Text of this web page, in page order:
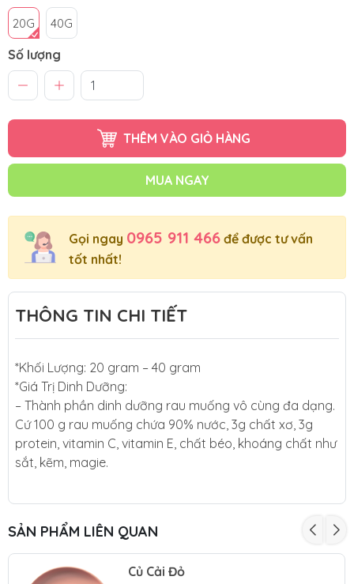
20G 40G
Số lượng
THÊM VÀO GIỎ HÀNG
MUA NGAY
Gọi ngay 0965 911 466 để được tư vấn
tốt nhất!
THÔNG TIN CHI TIẾT
*Khối Lượng: 20 gram – 40 gram
*Giá Trị Dinh Dưỡng:
– Thành phần dinh dưỡng rau muống vô cùng đa dạng.
Cứ 100 g rau muống chứa 90% nước, 3g chất xơ, 3g
protein, vitamin C, vitamin E, chất béo, khoáng chất như
sắt, kẽm, magie.
SẢN PHẨM LIÊN QUAN
Củ Cải Đỏ